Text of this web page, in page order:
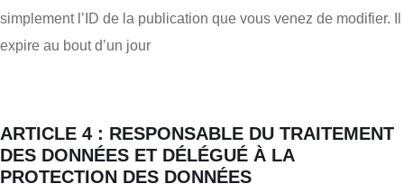
simplement l’ID de la publication que vous venez de modifier. Il
expire au bout d’un jour
ARTICLE 4 : RESPONSABLE DU TRAITEMENT
DES DONNÉES ET DÉLÉGUÉ À LA
PROTECTION DES DONNÉES